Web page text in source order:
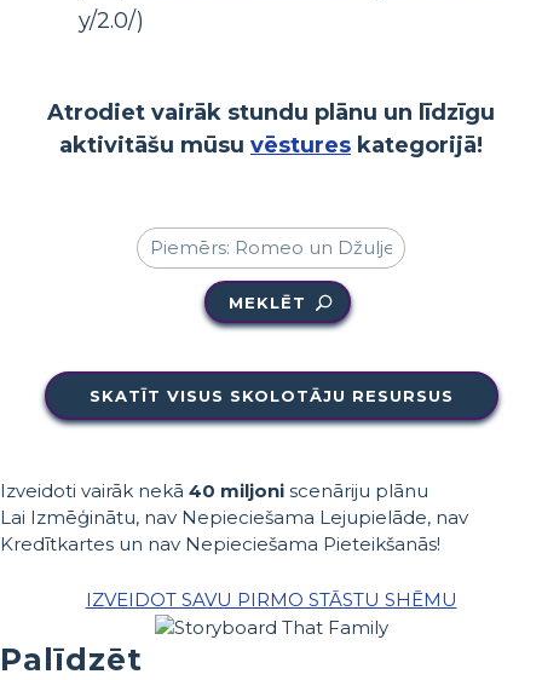
y/2.0/)
Atrodiet vairāk stundu plānu un līdzīgu
aktivitāšu mūsu vēstures kategorijā!
MEKLĒT
SKATĪT VISUS SKOLOTĀJU RESURSUS
Izveidoti vairāk nekā 40 miljoni scenāriju plānu
Lai Izmēģinātu, nav Nepieciešama Lejupielāde, nav
Kredītkartes un nav Nepieciešama Pieteikšanās!
IZVEIDOT SAVU PIRMO STĀSTU SHĒMU
Palīdzēt